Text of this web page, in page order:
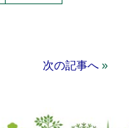
次の記事へ»